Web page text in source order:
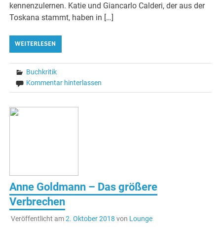
kennenzulernen. Katie und Giancarlo Calderi, der aus der
Toskana stammt, haben in […]
WEITERLESEN
Buchkritik
Kommentar hinterlassen
Anne Goldmann – Das größere
Verbrechen
Veröffentlicht am2. Oktober 2018 von Lounge